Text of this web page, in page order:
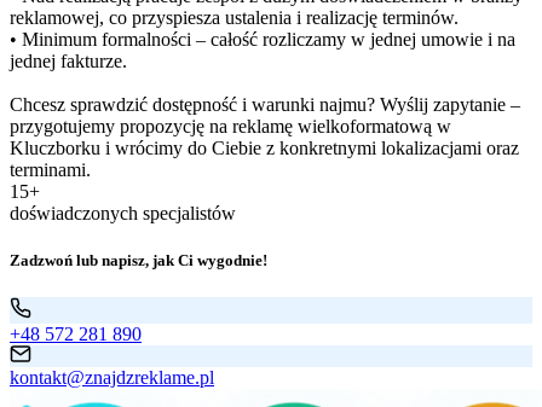
reklamowej, co przyspiesza ustalenia i realizację terminów.
• Minimum formalności – całość rozliczamy w jednej umowie i na
jednej fakturze.
Chcesz sprawdzić dostępność i warunki najmu? Wyślij zapytanie –
przygotujemy propozycję na reklamę wielkoformatową w
Kluczborku i wrócimy do Ciebie z konkretnymi lokalizacjami oraz
terminami.
15+
doświadczonych specjalistów
Zadzwoń lub napisz, jak Ci wygodnie!
+48 572 281 890
kontakt@znajdzreklame.pl